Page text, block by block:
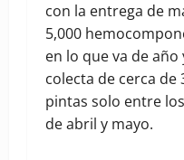
con la entrega de
5,000
en lo que va de año
colecta de cerca de
pintas solo entre
de abril y mayo.